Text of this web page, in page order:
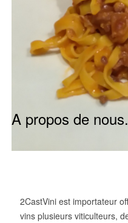
A propos de
2CastVini est importateur
vins plusieurs viticulteurs,